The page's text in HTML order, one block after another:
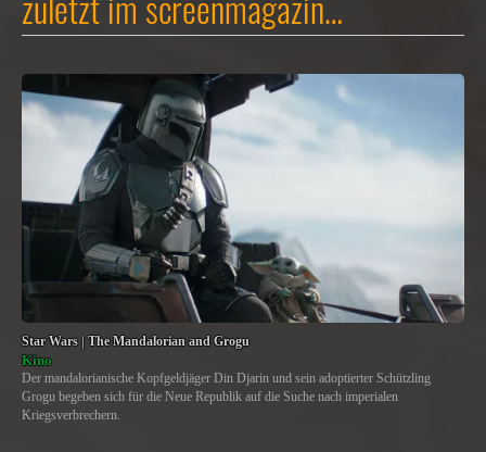
Star Wars | The Mandalorian and Grogu
Kino
Der mandalorianische Kopfgeldjäger Din Djarin und sein adoptierter Schützling
Grogu begeben sich für die Neue Republik auf die Suche nach imperialen
Kriegsverbrechern.